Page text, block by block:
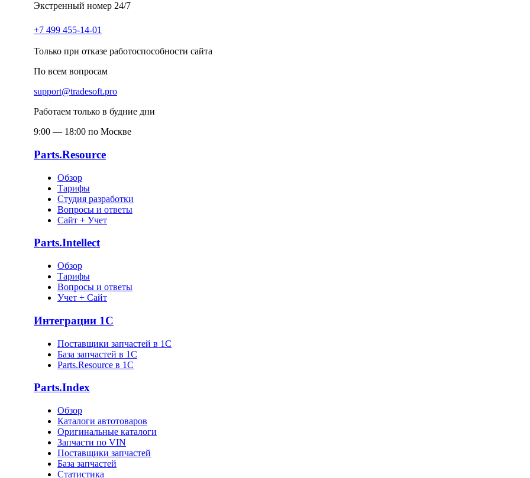
Экстренный номер 24/7
+7 499 455-14-01
Только при отказе работоспособности сайта
По всем вопросам
support@tradesoft.pro
Работаем только в будние дни
9:00 — 18:00 по Москве
Parts.Resource
Обзор
Тарифы
Студия разработки
Вопросы и ответы
Сайт + Учет
Parts.Intellect
Обзор
Тарифы
Вопросы и ответы
Учет + Сайт
Интеграции 1С
Поставщики запчастей в 1C
База запчастей в 1С
Parts.Resource в 1C
Parts.Index
Обзор
Каталоги автотоваров
Оригинальные каталоги
Запчасти по VIN
Поставщики запчастей
База запчастей
Статистика